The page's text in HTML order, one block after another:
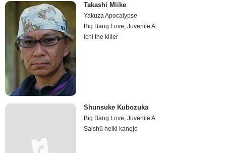
Takashi Miike
Yakuza Apocalypse
Big Bang Love, Juvenile A
Ichi the killer
Shunsuke Kubozuka
Big Bang Love, Juvenile A
Saishû heiki kanojo